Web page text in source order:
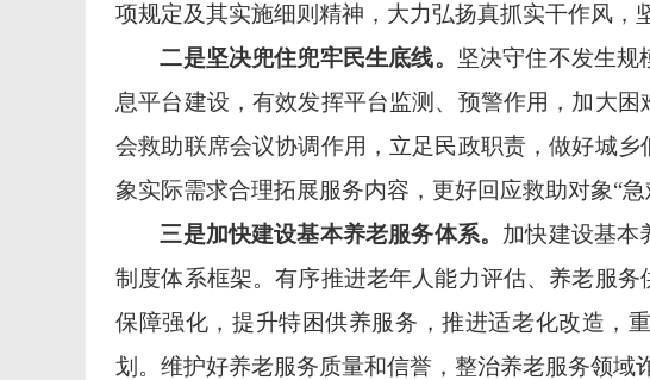
项规定及其实施细则精神 ，大力弘扬真抓实干作风，
二是坚决兜住兜牢民生底线。
坚决守住不发生
息平台建设，有效发挥平台监测、预警作用，加大
会救助联席会议协调作用，立足民政职责，做好城
象实际需求合理拓展服务内容，更好回应救助对象“急
三是加快建设基本养老服务体系。 加快建设基本
制度体系框架。有序推进老年人能力评估、养老服
保障强化，提升特困供养服务，推进适老化改造，
划。维护好养老服务质量和信誉，整治养老服务领域